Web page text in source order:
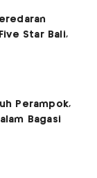
Star Bali,
Perampok,
Bagasi